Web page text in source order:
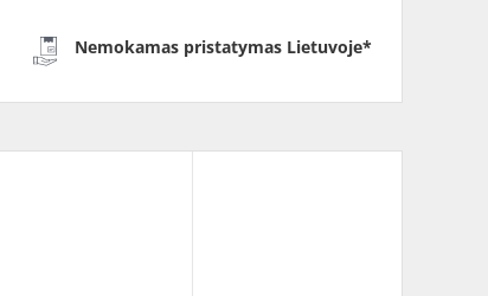
Nemokamas pristatymas Lietuvoje*